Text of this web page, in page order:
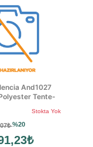
And1027
Tente-
Stokta Yok
%20